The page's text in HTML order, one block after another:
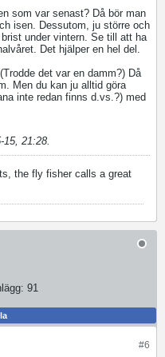
som var senast? Då bör man
isen. Dessutom, ju större och
under vintern. Se till att ha
Det hjälper en hel del.
det var en damm?) Då
Men du kan ju alltid göra
inte redan finns d.vs.?) med
15, 21:28.
the fly fisher calls a great
91
#6